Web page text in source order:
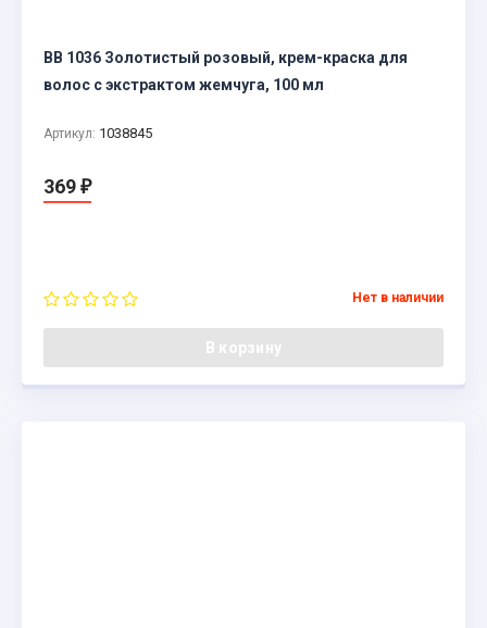
BB 1036 Золотистый розовый, крем-краска для
волос с экстрактом жемчуга, 100 мл
Артикул: 1038845
369 ₽
Нет в наличии
В корзину